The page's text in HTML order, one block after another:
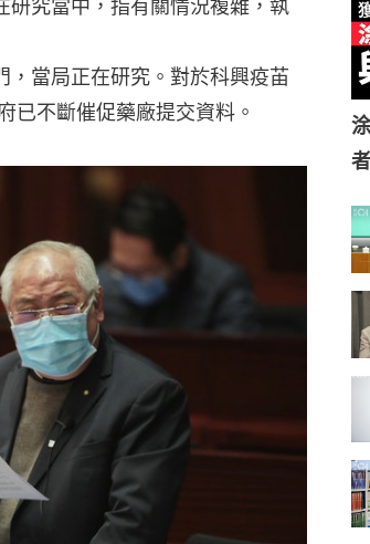
研究當中，指有關情況複雜，執
當局正在研究。對於科興疫苖
已不斷催促藥廠提交資料。